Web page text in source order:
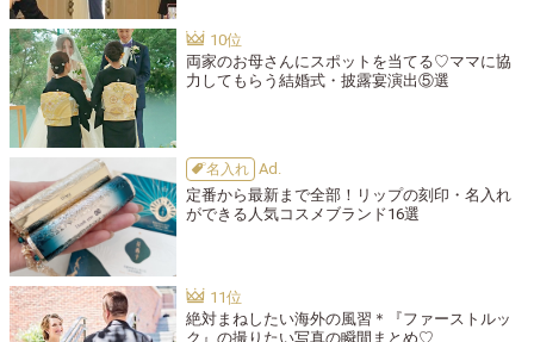
両家のお母さんにスポットを当てる♡ママに協
力してもらう結婚式・披露宴演出⑤選
名入れ
定番から最新まで全部！リップの刻印・名入れ
ができる人気コスメブランド16選
絶対まねしたい海外の風習＊『ファーストルッ
ク』の撮りたい写真の瞬間まとめ♡